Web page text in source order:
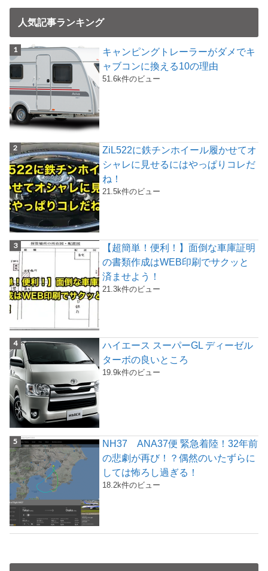
人気記事ランキング
キャンピングトレーラーがダメでキ
ャブコンに換える10の理由
51.6k件のビュー
ZiL522に鉄チンホイール履かせてオ
シャレに見せるにはやっぱりコレだ
ね！
21.5k件のビュー
【超簡単！便利！】面倒な車庫証明
の書類作成はWEB印刷でサクッと
済ませよう！
21.3k件のビュー
ハイエース スーパーGL ディーゼル
ターボの良いところ
19.9k件のビュー
NH37 ANA37便 緊急着陸！32年前
の悲劇が再び！？偶然のいたずらに
しては怖ろし過ぎる！
18.2k件のビュー